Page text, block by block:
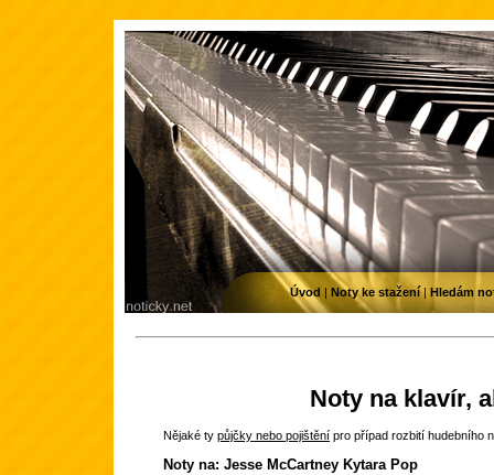
Noty na klavír,
Nějaké ty půjčky nebo pojištění pro případ rozbití hudebního
Noty na: Jesse McCartney Kytara Pop
Úvod | Noty ke stažení| Hledám